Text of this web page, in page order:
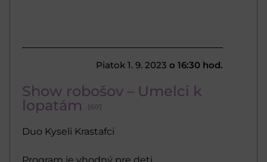
Piatok 1. 9. 2023 o 16:30 hod.
Show robošov – Umelci k
lopatám
[60']
Duo Kyseli Krastafci